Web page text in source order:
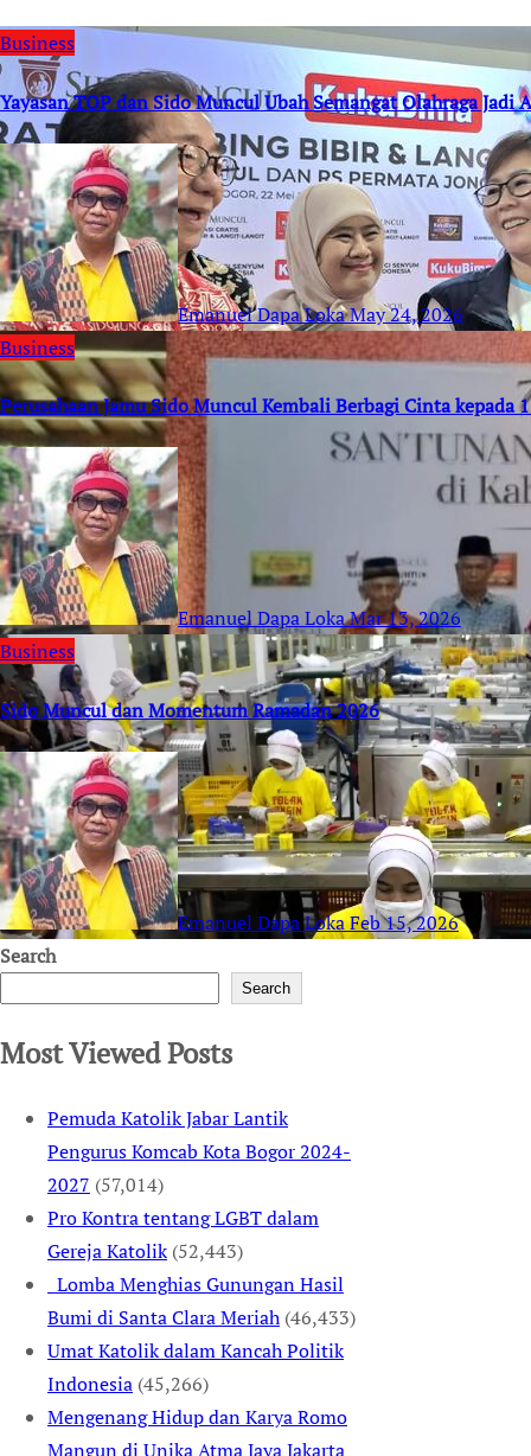
Business
Yayasan TOP dan Sido Muncul Ubah Semangat Olahraga
Emanuel Dapa LokaMay 24, 2026
Business
Perusahaan Jamu Sido Muncul Kembali Berbagi Cinta kepada
Emanuel Dapa LokaMar 13, 2026
Business
Sido Muncul dan Momentum Ramadan 2026
Emanuel Dapa LokaFeb 15, 2026
Search
Search
Most Viewed Posts
Pemuda Katolik Jabar Lantik
Pengurus Komcab Kota Bogor 2024-
2027 (57,014)
Pro Kontra tentang LGBT dalam
Gereja Katolik (52,443)
Lomba Menghias Gunungan Hasil
Bumi di Santa Clara Meriah (46,433)
Umat Katolik dalam Kancah Politik
Indonesia (45,266)
Mengenang Hidup dan Karya Romo
Mangun di Unika Atma Jaya Jakarta